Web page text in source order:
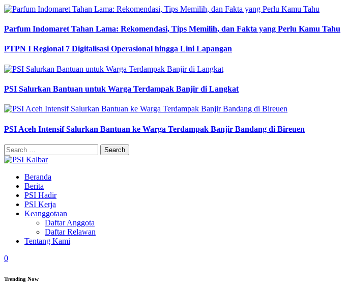
Parfum Indomaret Tahan Lama: Rekomendasi, Tips Memilih, dan Fakta yang Perlu Kamu Tahu
PTPN I Regional 7 Digitalisasi Operasional hingga Lini Lapangan
PSI Salurkan Bantuan untuk Warga Terdampak Banjir di Langkat
PSI Aceh Intensif Salurkan Bantuan ke Warga Terdampak Banjir Bandang di Bireuen
Search
for:
Beranda
Berita
PSI Hadir
PSI Kerja
Keanggotaan
Daftar Anggota
Daftar Relawan
Tentang Kami
0
Trending Now